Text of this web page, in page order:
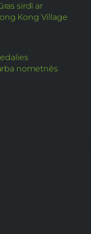
sirdī ar
Kong Village
nometnēs